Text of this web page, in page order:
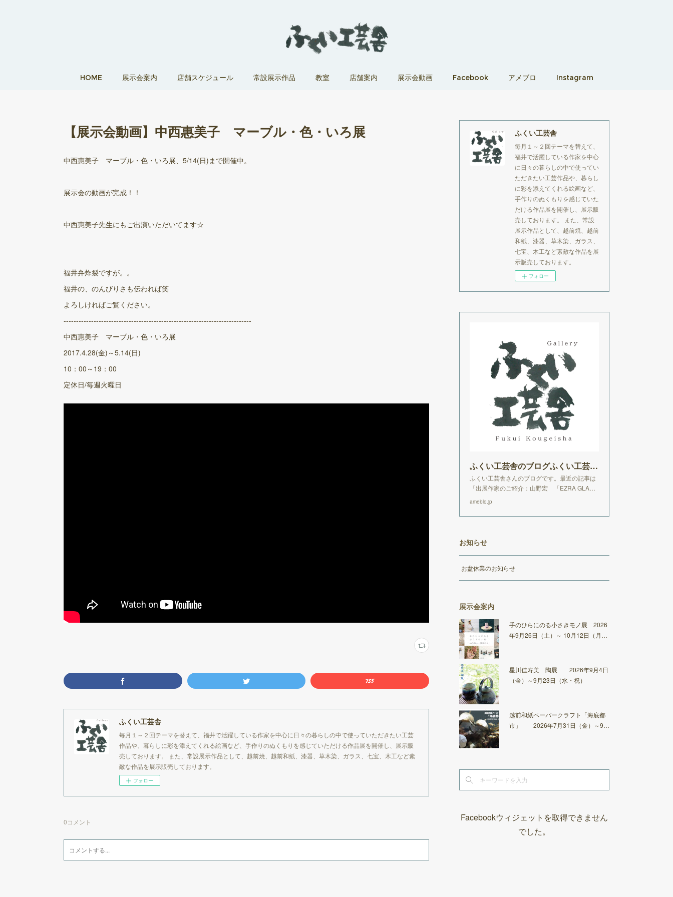
HOME 展示会案内 店舗スケジュール 常設展示作品 教室 店舗案内 展示会動画 Facebook アメブロ Instagram
【展示会動画】中西惠美子 マーブル・色・いろ展
中西惠美子 マーブル・色・いろ展、5/14(日)まで開催中。
展示会の動画が完成！！
中西惠美子先生にもご出演いただいてます☆
福井弁炸裂ですが。。
福井の、のんびりさも伝われば笑
よろしければご覧ください。
---------------------------------------------------------------------------
中西惠美子 マーブル・色・いろ展
2017.4.28(金)～5.14(日)
10：00～19：00
定休日/毎週火曜日
ふくい工芸舎
毎月１～２回テーマを替えて、福井で活躍している作家を中心に日々の暮らしの中で使っていただきたい工芸
作品や、暮らしに彩を添えてくれる絵画など、手作りのぬくもりを感じていただける作品展を開催し、展示販
売しております。 また、常設展示作品として、越前焼、越前和紙、漆器、草木染、ガラス、七宝、木工など素
敵な作品を展示販売しております。
フォロー
0コメント
ふくい工芸舎
毎月１～２回テーマを替えて、
福井で活躍している作家を中心
に日々の暮らしの中で使ってい
ただきたい工芸作品や、暮らし
に彩を添えてくれる絵画など、
手作りのぬくもりを感じていた
だける作品展を開催し、展示販
売しております。 また、常設
展示作品として、越前焼、越前
和紙、漆器、草木染、ガラス、
七宝、木工など素敵な作品を展
示販売しております。
フォロー
ふくい工芸舎のブログふくい工芸舎のブログ
ふくい工芸舎さんのブログです。最近の記事は
「出展作家のご紹介：山野宏 「EZRA GLA…
ameblo.jp
お知らせ
お盆休業のお知らせ
展示会案内
手のひらにのる小さきモノ展 2026
年9月26日（土）～ 10月12日（月…
星川佳寿美 陶展 2026年9月4日
（金）～9月23日（水・祝）
越前和紙ペーパークラフト「海底都
市」 2026年7月31日（金）～9…
Facebookウィジェットを取得できません
でした。